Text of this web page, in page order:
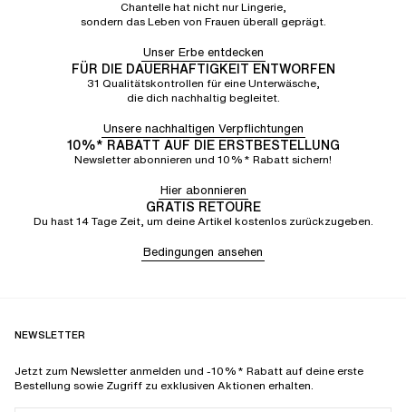
Chantelle hat nicht nur Lingerie,
sondern das Leben von Frauen überall geprägt.
Unser Erbe entdecken
FÜR DIE DAUERHAFTIGKEIT ENTWORFEN
31 Qualitätskontrollen für eine Unterwäsche,
die dich nachhaltig begleitet.
Unsere nachhaltigen Verpflichtungen
10%* RABATT AUF DIE ERSTBESTELLUNG
Newsletter abonnieren und 10%* Rabatt sichern!
Hier abonnieren
GRATIS RETOURE
Du hast 14 Tage Zeit, um deine Artikel kostenlos zurückzugeben.
Bedingungen ansehen
NEWSLETTER
Jetzt zum Newsletter anmelden und -10%* Rabatt auf deine erste
Bestellung sowie Zugriff zu exklusiven Aktionen erhalten.